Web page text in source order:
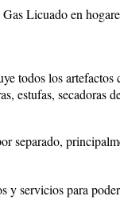
Licuado en
todos los artefactos
estufas, secadoras
separado,
y servicios para